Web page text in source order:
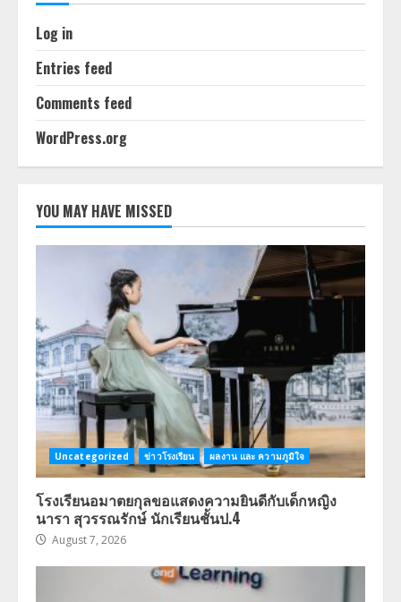
Log in
Entries feed
Comments feed
WordPress.org
YOU MAY HAVE MISSED
Uncategorized ข่าวโรงเรียน ผลงาน และ ความภูมิใจ
โรงเรียนอมาตยกุลขอแสดงความยินดีกับเด็กหญิง
นารา สุวรรณรักษ์ นักเรียนชั้นป.4
August 7, 2026